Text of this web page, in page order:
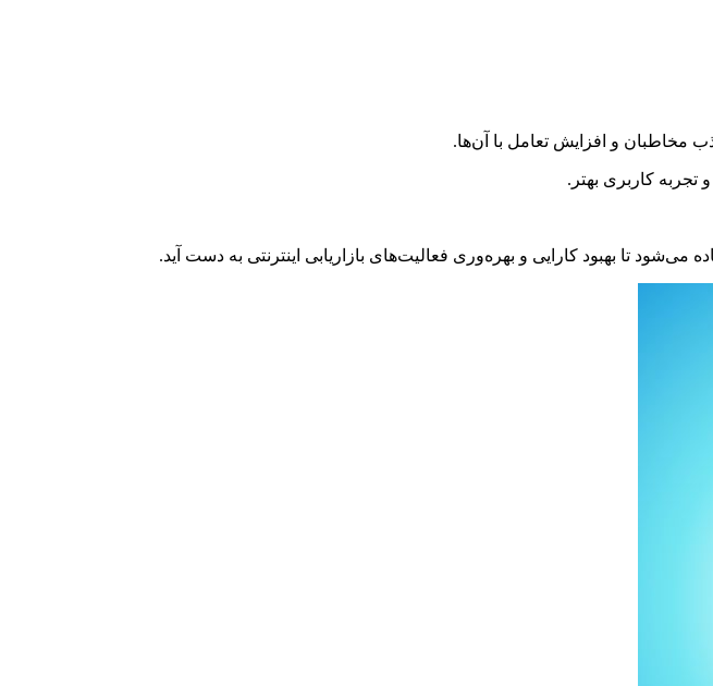
می‌شود تا بهبود کارایی و بهره‌وری فعالیت‌های بازاریابی اینترنتی به دست آید.